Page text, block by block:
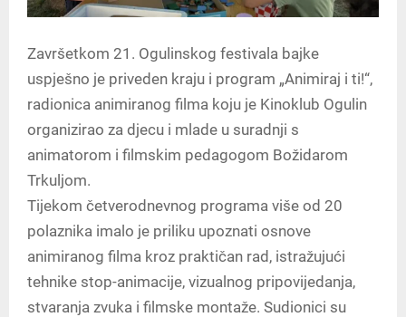
Završetkom 21. Ogulinskog festivala bajke
uspješno je priveden kraju i program „Animiraj i ti!“,
radionica animiranog filma koju je Kinoklub Ogulin
organizirao za djecu i mlade u suradnji s
animatorom i filmskim pedagogom Božidarom
Trkuljom.
Tijekom četverodnevnog programa više od 20
polaznika imalo je priliku upoznati osnove
animiranog filma kroz praktičan rad, istražujući
tehnike stop-animacije, vizualnog pripovijedanja,
stvaranja zvuka i filmske montaže. Sudionici su